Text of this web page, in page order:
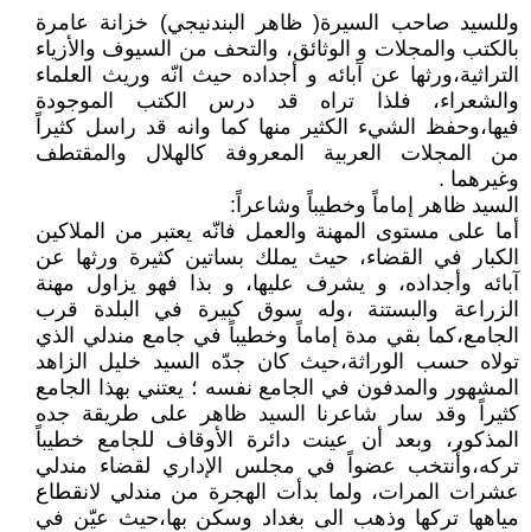
وللسيد صاحب السيرة( ظاهر البندنيجي) خزانة عامرة
بالكتب والمجلات و الوثائق، والتحف من السيوف والأزياء
التراثية،ورثها عن آبائه و أجداده حيث انّه وريث العلماء
والشعراء، فلذا تراه قد درس الكتب الموجودة
فيها،وحفظ الشيء الكثير منها كما وانه قد راسل كثيراً
من المجلات العربية المعروفة كالهلال والمقتطف
وغيرهما .
السيد ظاهر إماماً وخطيباً وشاعراً:
أما على مستوى المهنة والعمل فانّه يعتبر من الملاكين
الكبار في القضاء، حيث يملك بساتين كثيرة ورثها عن
آبائه وأجداده، و يشرف عليها، و بذا فهو يزاول مهنة
الزراعة والبستنة ،وله سوق كبيرة في البلدة قرب
الجامع،كما بقي مدة إماماً وخطيباً في جامع مندلي الذي
تولاه حسب الوراثة،حيث كان جدّه السيد خليل الزاهد
المشهور والمدفون في الجامع نفسه ؛ يعتني بهذا الجامع
كثيراً وقد سار شاعرنا السيد ظاهر على طريقة جده
المذكور، وبعد أن عينت دائرة الأوقاف للجامع خطيباً
تركه،وأُنتخب عضواً في مجلس الإداري لقضاء مندلي
عشرات المرات، ولما بدأت الهجرة من مندلي لانقطاع
مياهها تركها وذهب الى بغداد وسكن بها،حيث عيّن في